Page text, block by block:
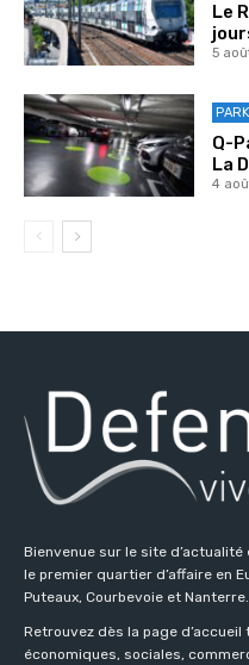
Le
5
Q-
La
4
Bienvenue sur le site
le premier quartier d’affaire en
Puteaux, Courbevoie et Nanterre.
Retrouvez dès la page
économiques, sociales,